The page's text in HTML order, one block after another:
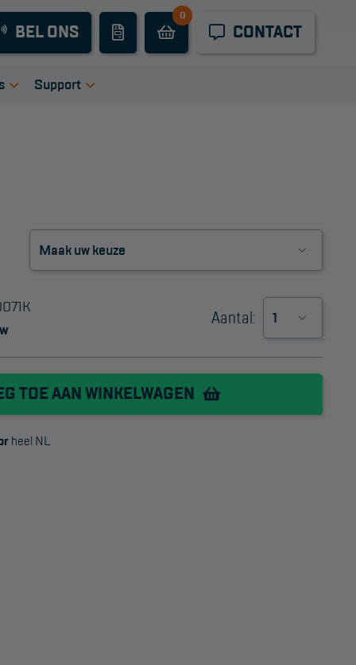
BEL ONS
0
CONTACT
Industrieel
onderhoud
Schaarhoogwerkers
Masthoogwerkers
Autohoogwerkers
Project toepassingen
Laagbouw
Support
Garantie
Algemene
voorwaarden
Aantal:
TOE AAN WINKELWAGEN
heel NL